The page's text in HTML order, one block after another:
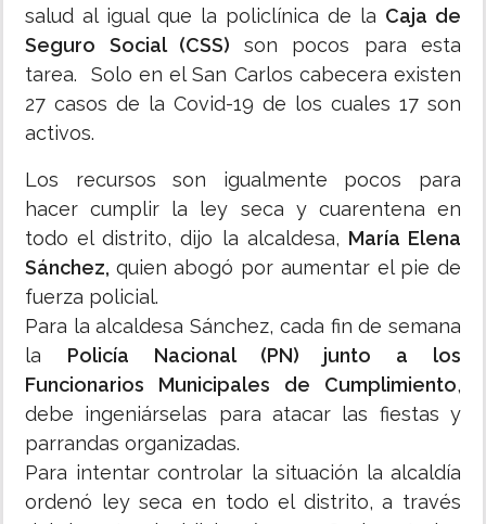
salud al igual que la policlínica de la Caja de
Seguro Social (CSS) son pocos para esta
tarea. Solo en el San Carlos cabecera existen
27 casos de la Covid-19 de los cuales 17 son
activos.
Los recursos son igualmente pocos para
hacer cumplir la ley seca y cuarentena en
todo el distrito, dijo la alcaldesa, María Elena
Sánchez, quien abogó por aumentar el pie de
fuerza policial.
Para la alcaldesa Sánchez, cada fin de semana
la Policía Nacional (PN) junto a los
Funcionarios Municipales de Cumplimiento,
debe ingeniárselas para atacar las fiestas y
parrandas organizadas.
Para intentar controlar la situación la alcaldía
ordenó ley seca en todo el distrito, a través